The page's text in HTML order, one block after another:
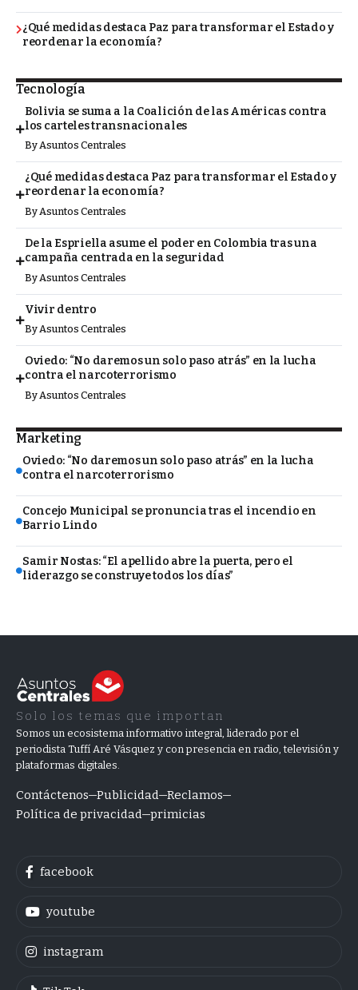
¿Qué medidas destaca Paz para transformar el Estado y
reordenar la economía?
Tecnología
Bolivia se suma a la Coalición de las Américas contra
los carteles transnacionales
ByAsuntos Centrales
¿Qué medidas destaca Paz para transformar el Estado y
reordenar la economía?
ByAsuntos Centrales
De la Espriella asume el poder en Colombia tras una
campaña centrada en la seguridad
By Asuntos Centrales
Vivir dentro
ByAsuntos Centrales
Oviedo: “No daremos un solo paso atrás” en la lucha
contra el narcoterrorismo
ByAsuntos Centrales
Marketing
Oviedo: “No daremos un solo paso atrás” en la lucha
contra el narcoterrorismo
Concejo Municipal se pronuncia tras el incendio en
Barrio Lindo
Samir Nostas: “El apellido abre la puerta, pero el
liderazgo se construye todos los días”
Solo los temas que importan
Somos un ecosistema informativo integral, liderado por el
periodista Tuffí Aré Vásquez y con presencia en radio, televisión y
plataformas digitales.
Contáctenos Publicidad Reclamos
Política de privacidad primicias
facebook
youtube
instagram